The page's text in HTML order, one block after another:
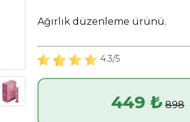
Ağırlık düzenleme ürünü.
4.3/5
449 ₺ 898